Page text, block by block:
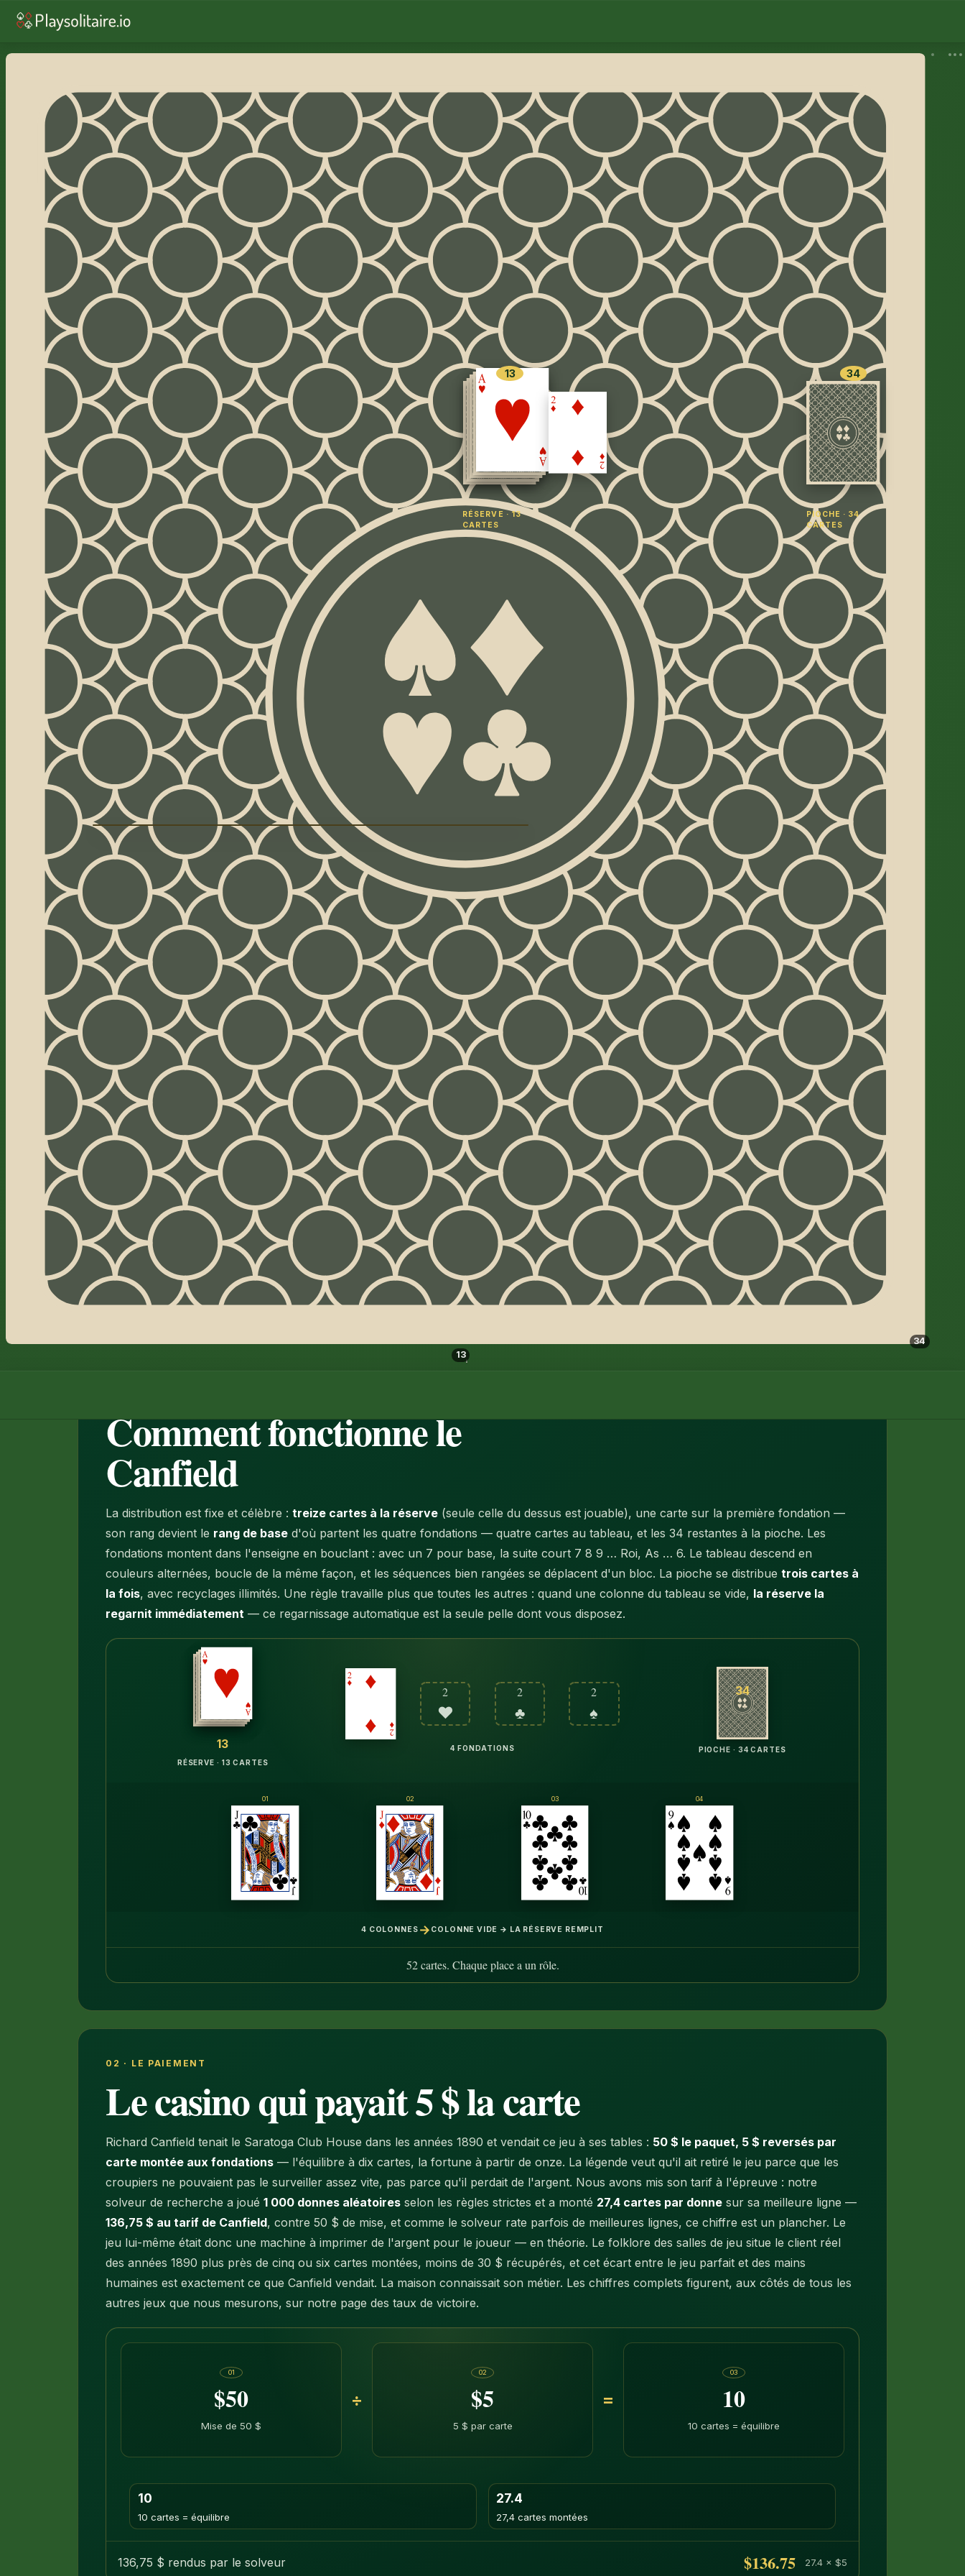
34
13
LE SOLITAIRE DE CASINO, REDISTRIBUÉ
Solitaire
Canfield
Jouez au solitaire Canfield gratuit en ligne — sans
téléchargement, sans inscription, sur n'importe quel
appareil. Voici le jeu qu'un casino de Saratoga vendait
réellement dans les années 1890 : le paquet à 50 $, 5
$ reversés pour chaque carte montée aux
fondations, et une
réserve de 13 cartes
à déterrer
avant que la rotation ne s'assèche. Chaque donne est
distribuée honnêtement au hasard, les indices font
tourner unvrai solveur de recherche sur votre
donne réelle
— et parce que ce solveur encaisse les
cartes exactement comme le casino les payait, cette
page peut faire ce qu'aucun autre site de Canfield ne
fait : refaire les comptes du casino. Le verdict :un jeu
parfait aurait rapporté en moyenne environ 137 $
pour un paquet à 50 $
— l'avantage de la maison n'a
jamais été dans les règles ; il était dans le joueur.
Jouer au Canfield Comprendre la donne
52
cartes
13
dans la réserve
13
RÉSERVE · 13
CARTES
BOUCLER APRÈS LE ROI
2
♥ ♣
CARTE DE BASE
34
PIOCHE · 34
CARTES
13 1 +4+34= 52
Le Canfield en 90 secondes
: règles et conseils
La donne avec réserve et carte de base, les rangs qui
bouclent après le Roi, la pioche par trois et cinq habitudes
pour gagner davantage. Les règles complètes suivent plus
bas.
La vidéo est en anglais — les règles complètes en français
se trouvent plus bas.
DANS CETTE VIDÉO
0:00Bienvenue
La donne : réserve et carte de
base
Construire en bouclant les rangs 0:39 La pioche : trois cartes à la fois
0:49
Cinq habitudes pour gagner
davantage
1:15
Quelle part des donnes est
gagnable ?
YouTube ›
DÉTERRER LA RÉSERVE
01La donne avec réserve et base 02 Ce que valaient 5 $ par carte 03
Pourquoi la réserve est tout le
Les règles, sans détour
Jouer deux donnes fixes Cinq habitudes gagnantes Réponses rapides
Comment fonctionne le
Canfield
La distribution est fixe et célèbre :treize cartes à la réserve (seule celle du dessus est jouable), une carte sur la première fondation —
son rang devient le rang de base d'où partent les quatre fondations — quatre cartes au tableau, et les 34 restantes à la pioche. Les
fondations montent dans l'enseigneen bouclant : avec un 7 pour base, la suite court 7 8 9 … Roi, As … 6. Le tableau descend en
couleurs alternées, boucle de la même façon, et les séquences bien rangées se déplacent d'un bloc. La pioche se distribuetrois cartes à
la fois, avec recyclages illimités. Une règle travaille plus que toutes les autres : quand une colonne du tableau se vide, la réserve la
regarnit immédiatement — ce regarnissage automatique est la seule pelle dont vous disposez.
13
RÉSERVE · 13 CARTES
2
♥
2
♣
2
♠
4 FONDATIONS
34
PIOCHE · 34 CARTES
01 02 03 04
4 COLONNES → COLONNE VIDE → LA RÉSERVE REMPLIT
52 cartes. Chaque place a un rôle.
02 · LE PAIEMENT
Le casino qui payait 5 $ la carte
Richard Canfield tenait le Saratoga Club House dans les années 1890 et vendait ce jeu à ses tables : 50 $ le paquet, 5 $ reversés par
carte montée aux fondations — l'équilibre à dix cartes, la fortune à partir de onze. La légende veut qu'il ait retiré le jeu parce que les
croupiers ne pouvaient pas le surveiller assez vite, pas parce qu'il perdait de l'argent. Nous avons mis son tarif à l'épreuve : notre
solveur de recherche a joué1 000 donnes aléatoires selon les règles strictes et a monté 27,4 cartes par donne sur sa meilleure ligne —
136,75 $ au tarif de Canfield, contre 50 $ de mise, et comme le solveur rate parfois de meilleures lignes, ce chiffre est un plancher. Le
jeu lui-même était donc une machine à imprimer de l'argent pour le joueur — en théorie. Le folklore des salles de jeu situe le client réel
des années 1890 plus près de cinq ou six cartes montées, moins de 30 $ récupérés, et cet écart entre le jeu parfait et des mains
humaines est exactement ce que Canfield vendait. La maison connaissait son métier. Les chiffres complets figurent, aux côtés de tous les
autres jeux que nous mesurons, sur notre page des taux de victoire.
01
$50
Mise de 50 $
÷
02
$5
5 $ par carte
=
03
10
10 cartes = équilibre
10
10 cartes = équilibre
27.4
27,4 cartes montées
136,75 $ rendus par le solveur $136.75 27.4 × $5